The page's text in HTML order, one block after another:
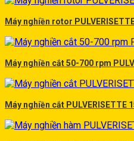
Máy nghiền rotor
Máy nghiền cắt 50-700 rpm
Máy nghiền cắt PULVERISETTE